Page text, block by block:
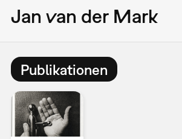
Jan van der Mark
Publikationen